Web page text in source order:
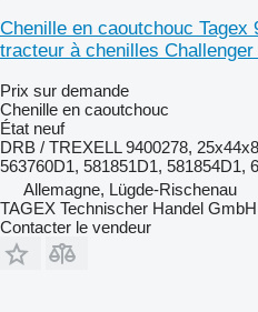
Chenille en caoutchouc Tagex
tracteur à chenilles Challenger
Prix sur demande
Chenille en caoutchouc
État neuf
DRB / TREXELL 9400278,
563760D1, 581851D1, 581854D1,
Allemagne, Lügde-Rischenau
TAGEX Technischer Handel GmbH
Contacter le vendeur